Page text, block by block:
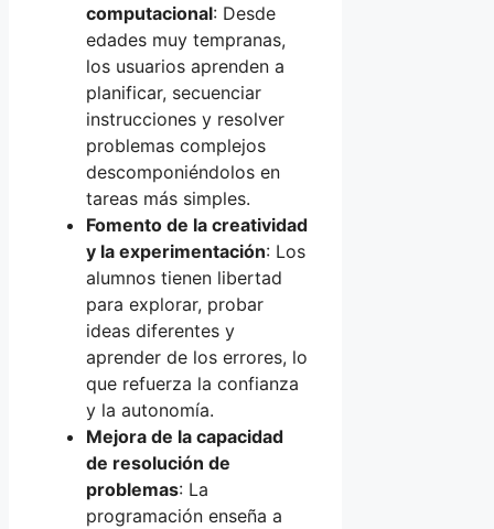
computacional: Desde
edades muy tempranas,
los usuarios aprenden a
planificar, secuenciar
instrucciones y resolver
problemas complejos
descomponiéndolos en
tareas más simples.
Fomento de la creatividad
y la experimentación: Los
alumnos tienen libertad
para explorar, probar
ideas diferentes y
aprender de los errores, lo
que refuerza la confianza
y la autonomía.
Mejora de la capacidad
de resolución de
problemas: La
programación enseña a